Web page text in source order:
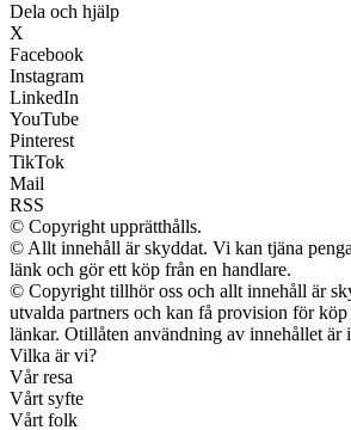
Dela och hjälp
X
Facebook
Instagram
LinkedIn
YouTube
Pinterest
TikTok
Mail
RSS
© Copyright upprätthålls.
© Allt innehåll är skyddat. Vi kan tjäna
länk och gör ett köp från en handlare.
© Copyright tillhör oss och allt innehåll är
utvalda partners och kan få provision för köp
länkar. Otillåten användning av innehållet är
Vilka är vi?
Vår resa
Vårt syfte
Vårt folk